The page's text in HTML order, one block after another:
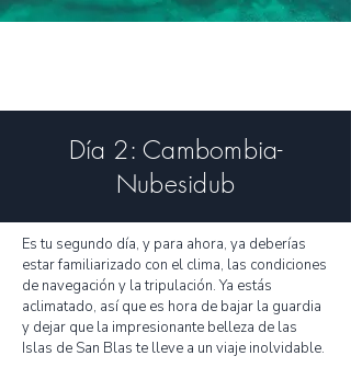
Día 2: Cambombia-
Nubesidub
Es tu segundo día, y para ahora, ya deberías
estar familiarizado con el clima, las condiciones
de navegación y la tripulación. Ya estás
aclimatado, así que es hora de bajar la guardia
y dejar que la impresionante belleza de las
Islas de San Blas te lleve a un viaje inolvidable.